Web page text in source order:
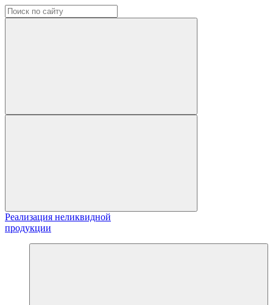
Реализация неликвидной
продукции